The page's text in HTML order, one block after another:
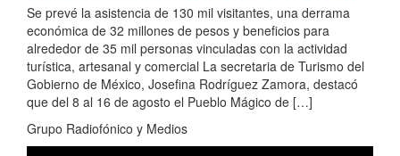
Se prevé la asistencia de 130 mil visitantes, una derrama
económica de 32 millones de pesos y beneficios para
alrededor de 35 mil personas vinculadas con la actividad
turística, artesanal y comercial La secretaria de Turismo del
Gobierno de México, Josefina Rodríguez Zamora, destacó
que del 8 al 16 de agosto el Pueblo Mágico de […]
Grupo Radiofónico y Medios